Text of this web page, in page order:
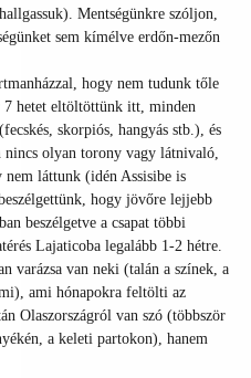
Mentségünkre szóljon,
sem kímélve erdőn-mezőn
hogy nem tudunk tőle
7 hetet eltöltöttünk itt, minden
skorpiós, hangyás stb.), és
olyan torony vagy látnivaló,
láttunk (idén Assisibe is
hogy jövőre lejjebb
beszélgetve a csapat többi
Lajaticoba legalább 1-2 hétre.
varázsa van neki (talán a színek, a
ami hónapokra feltölti az
Olaszországról van szó (többször
a keleti partokon), hanem